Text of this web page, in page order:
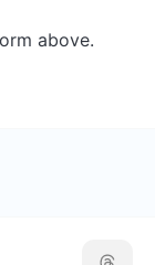
above.